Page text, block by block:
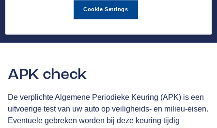
APK check
De verplichte Algemene Periodieke Keuring (APK) is een
uitvoerige test van uw auto op veiligheids- en milieu-eisen.
Eventuele gebreken worden bij deze keuring tijdig
Cookie Settings